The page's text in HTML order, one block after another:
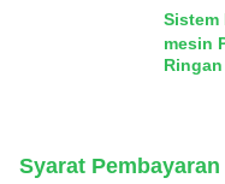
Sistem
mesin
Ringan
Syarat